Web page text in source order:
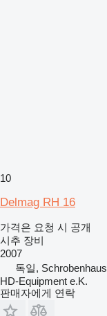
10
Delmag RH 16
가격은 요청 시 공개
시추 장비
2007
독일,
HD-Equipment e.K.
판매자에게 연락